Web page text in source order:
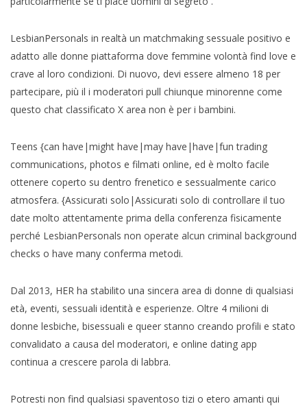
LesbianPersonals in realtà un matchmaking sessuale positivo e
adatto alle donne piattaforma dove femmine volontà find love e
crave al loro condizioni. Di nuovo, devi essere almeno 18 per
partecipare, più il i moderatori pull chiunque minorenne come
questo chat classificato X area non è per i bambini.
Teens {can have|might have|may have|have|fun trading
communications, photos e filmati online, ed è molto facile
ottenere coperto su dentro frenetico e sessualmente carico
atmosfera. {Assicurati solo|Assicurati solo di controllare il tuo
date molto attentamente prima della conferenza fisicamente
perché LesbianPersonals non operate alcun criminal background
checks o have many conferma metodi.
Dal 2013, HER ha stabilito una sincera area di donne di qualsiasi
età, eventi, sessuali identità e esperienze. Oltre 4 milioni di
donne lesbiche, bisessuali e queer stanno creando profili e stato
convalidato a causa del moderatori, e online dating app
continua a crescere parola di labbra.
Potresti non find qualsiasi spaventoso tizi o etero amanti qui